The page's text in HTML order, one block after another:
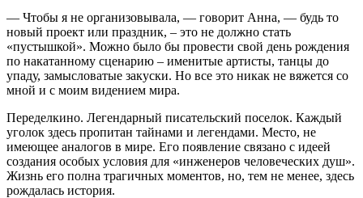
— Чтобы я не организовывала, — говорит Анна, — будь то
новый проект или праздник, – это не должно стать
«пустышкой». Можно было бы провести свой день рождения
по накатанному сценарию – именитые артисты, танцы до
упаду, замысловатые закуски. Но все это никак не вяжется со
мной и с моим видением мира.
Переделкино. Легендарный писательский поселок. Каждый
уголок здесь пропитан тайнами и легендами. Место, не
имеющее аналогов в мире. Его появление связано с идеей
создания особых условия для «инженеров человеческих душ».
Жизнь его полна трагичных моментов, но, тем не менее, здесь
рождалась история.